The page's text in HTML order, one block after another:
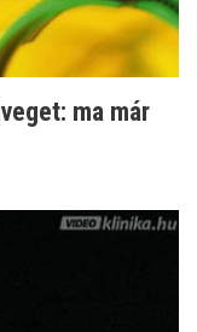
ma már